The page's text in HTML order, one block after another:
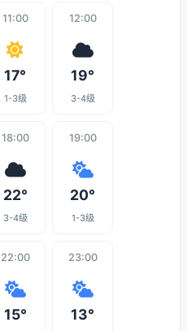
11:00
17°
1-3级
12:00
19°
3-4级
18:00
22°
3-4级
19:00
20°
1-3级
22:00
15°
23:00
13°